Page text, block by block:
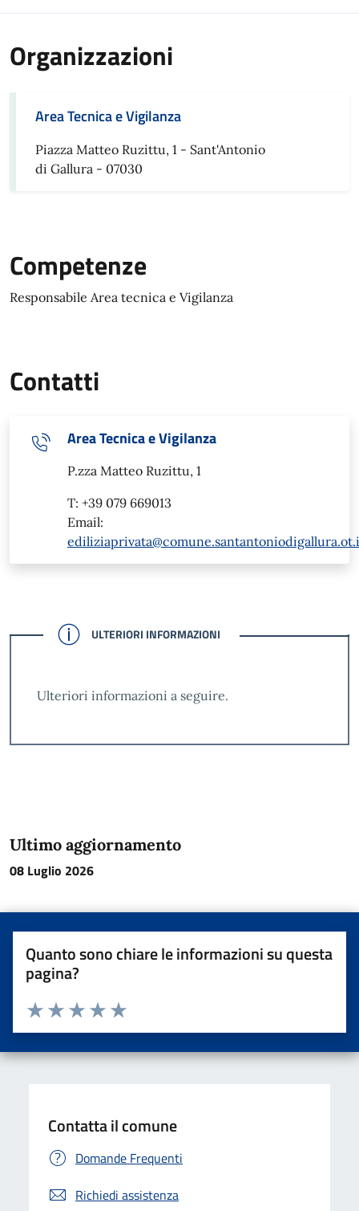
Organizzazioni
Area Tecnica e Vigilanza
Piazza Matteo Ruzittu, 1 - Sant'Antonio
di Gallura - 07030
Competenze
Responsabile Area tecnica e Vigilanza
Contatti
Area Tecnica e Vigilanza
P.zza Matteo Ruzittu, 1
T: +39 079 669013
Email:
CONFERMATO
ULTERIORI INFORMAZIONI
Ulteriori informazioni a seguire.
Ultimo aggiornamento
08 Luglio 2026
Quanto sono chiare le informazioni su questa
pagina?
Valuta da 1 a 5 stelle la pagina
Valuta 5 stelle su 5
Valuta 4 stelle su 5
Valuta 3 stelle su 5
Valuta 2 stelle su 5
Valuta una stella su 5
Contatta il comune
Domande Frequenti
Richiedi assistenza